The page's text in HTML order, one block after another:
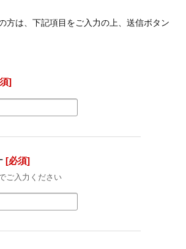
方は、下記項目をご入力の上、送信ボタン
]
[必須]
ご入力ください